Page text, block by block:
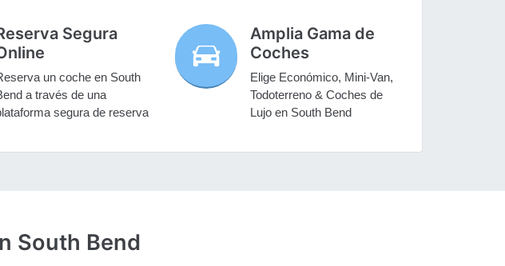
Segura
un coche en South
a través de una
segura de reserva
Amplia Gama de
Coches
Elige Económico, Mini-Van,
Todoterreno & Coches de
Lujo en South Bend
South Bend